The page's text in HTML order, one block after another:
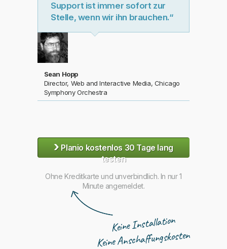
Support ist immer sofort zur
Stelle, wenn wir ihn brauchen.“
Sean Hopp
Director, Web and Interactive Media, Chicago
Symphony Orchestra
›Planio kostenlos 30 Tage lang
testen
Ohne Kreditkarte und unverbindlich. In nur 1
Minute angemeldet.
Keine Installation
Keine Anschaffungskosten